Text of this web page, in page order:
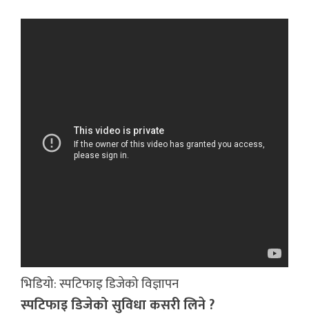
भिडियो: स्पटिफाइ डिजेको विज्ञापन
स्पटिफाइ डिजेको सुविधा कसरी लिने ?